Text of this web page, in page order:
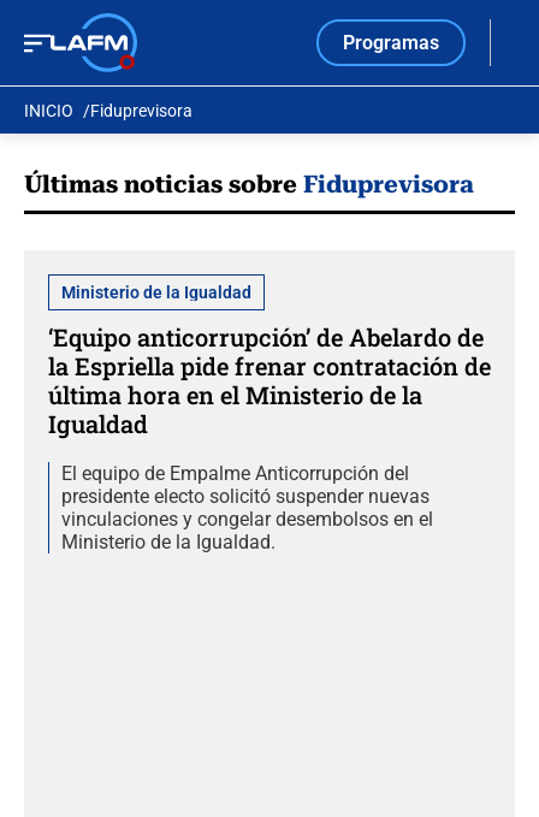
Programas
INICIO Fiduprevisora
Últimas noticias sobre Fiduprevisora
Ministerio de la Igualdad
‘Equipo anticorrupción’ de Abelardo de
la Espriella pide frenar contratación de
última hora en el Ministerio de la
Igualdad
El equipo de Empalme Anticorrupción del
presidente electo solicitó suspender nuevas
vinculaciones y congelar desembolsos en el
Ministerio de la Igualdad.